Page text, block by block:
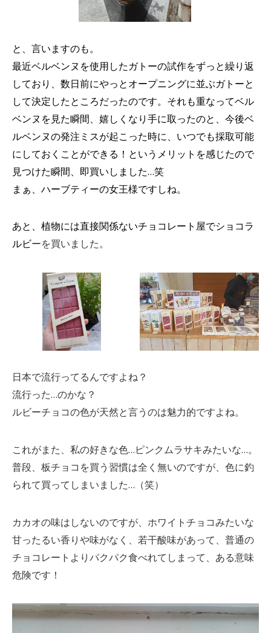
と、言いますのも。
最近ベルベンヌを使用したガトーの試作をずっと繰り返
しており、数日前にやっとオープニングに並ぶガトーと
して決定したところだったのです。それも重なってベル
ベンヌを見た瞬間、嬉しくなり手に取ったのと、今後ベ
ルベンヌの発注ミスが起こった時に、いつでも採取可能
にしておくことができる！というメリットを感じたので
見つけた瞬間、即買いしました…笑
まぁ、ハーブティーの女王様ですしね。
あと、植物には直接関係ないチョコレート屋でショコラ
ルビーを買いました。
日本で流行ってるんですよね？
流行った…のかな？
ルビーチョコの色が天然と言うのは魅力的ですよね。
これがまた、私の好きな色…ピンクムラサキみたいな…。
普段、板チョコを買う習慣は全く無いのですが、色に釣
られて買ってしまいました…（笑）
カカオの味はしないのですが、ホワイトチョコみたいな
甘ったるい香りや味がなく、若干酸味があって、普通の
チョコレートよりパクパク食べれてしまって、ある意味
危険です！